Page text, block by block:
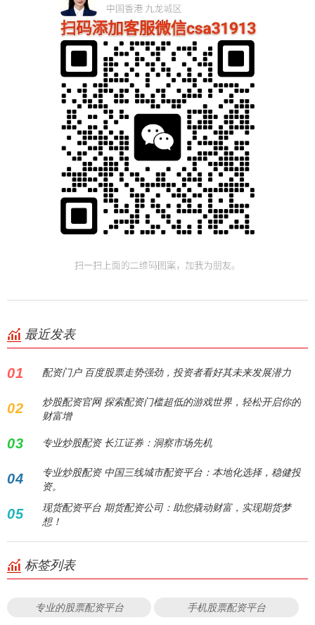
最近发表
01 配资门户 百度股票走势强劲，投资者看好其未来发展潜力
02
炒股配资官网 探索配资门槛超低的游戏世界，轻松开启你的
财富增
03 专业炒股配资 长江证券：洞察市场先机
04
专业炒股配资 中国三线城市配资平台：本地化选择，稳健投
资。
05
现货配资平台 期货配资公司：助您撬动财富，实现期货梦
想！
标签列表
专业的股票配资平台 手机股票配资平台